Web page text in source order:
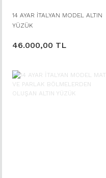
14 AYAR İTALYAN MODEL ALTIN
YÜZÜK
46.000,00 TL